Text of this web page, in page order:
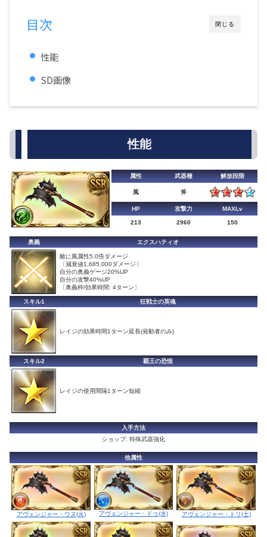
閉じる
目次
性能
SD画像
性能
属性 武器種 解放段階
風 斧
HP 攻撃力 MAXLv
213 2960 150
奥義 エクスハティオ
敵に風属性5.0倍ダメージ
〔減衰値1,685,000ダメージ〕
自分の奥義ゲージ20%UP
自分の攻撃40%UP
〔奥義枠/効果時間: 4ターン〕
スキル1 狂戦士の英魂
レイジの効果時間1ターン延長(発動者のみ)
スキル2 覇王の恐惶
レイジの使用間隔1ターン短縮
入手方法
ショップ: 特殊武器強化
他属性
アヴェンジャー・ウヌ(火) アヴェンジャー・ドゥ(水) アヴェンジャー・トリ(土)